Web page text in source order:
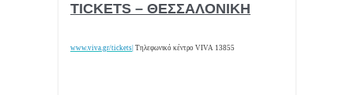
TICKETS – ΘΕΣΣΑΛΟΝΙΚΗ
www.viva.gr/tickets Τηλεφωνικό κέντρο VIVA 13855